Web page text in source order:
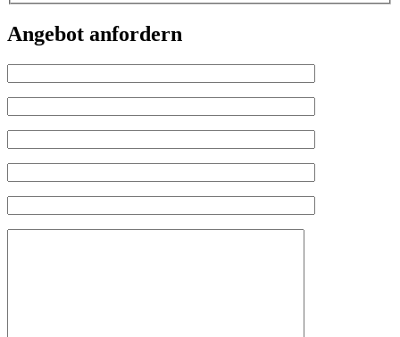
Angebot anfordern